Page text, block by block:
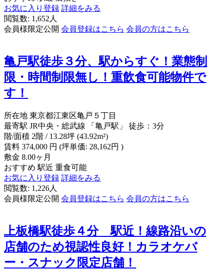
お気に入り登録 詳細をみる
閲覧数: 1,652人
会員様限定公開 会員登録はこちら 会員の方はこちら
亀戸駅徒歩３分、駅からすぐ！業態制
限・時間制限無し！重飲食可能物件で
す！
所在地 東京都江東区亀戸５丁目
最寄駅 JR中央・総武線 「亀戸駅」 徒歩：3分
階/面積 2階 / 13.28坪 (43.92m²)
賃料 374,000 円 (坪単価: 28,162円 )
敷金 8.00ヶ月
おすすめ 駅近 重食可能
お気に入り登録 詳細をみる
閲覧数: 1,226人
会員様限定公開 会員登録はこちら 会員の方はこちら
上板橋駅徒歩４分 駅近！線路沿いの
店舗のため視認性良好！カラオケバ
ー・スナック限定店舗！